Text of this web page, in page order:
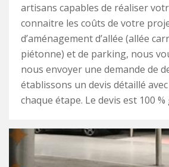
artisans capables de réaliser
connaitre les coûts de votre
d’aménagement d’allée (allée
piétonne) et de parking, nous
nous envoyer une demande de
établissons un devis détaillé
chaque étape. Le devis est 100